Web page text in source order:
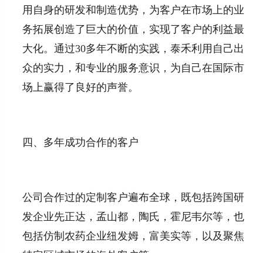
用自身的研发和制造优势，为客户在市场上的业
务拓展创造了巨大的价值，实现了客户的利益最
大化。通过30多年不断的实践，泰禾利用自己出
众的实力，和专业的服务意识，为自己在国际市
场上赢得了良好的声誉。
四、多年成功合作的客户
公司合作过的定制客户遍布全球，既包括跨国研
发企业先正达，孟山都，陶氏，霍尼韦尔等，也
包括仿制农药企业纽发姆，富美实等，以及聚焦